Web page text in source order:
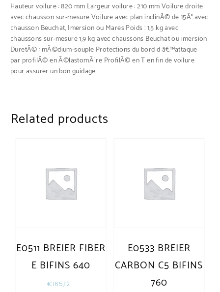
Hauteur voilure : 820 mm Largeur voilure : 210 mm Voilure droite
avec chausson sur-mesure Voilure avec plan inclinÃ© de 15Â° avec
chausson Beuchat, Imersion ou Mares Poids : 1,5 kg avec
chaussons sur-mesure 1,9 kg avec chaussons Beuchat ou imersion
DuretÃ© : mÃ©dium-souple Protections du bord d â€™attaque
par profilÃ© en Ã©lastomÃ¨re ProfilÃ© en T en fin de voilure
pour assurer un bon guidage
Related products
E0511 BREIER FIBER
E BIFINS 640
€165,12
E0533 BREIER
CARBON C5 BIFINS
760